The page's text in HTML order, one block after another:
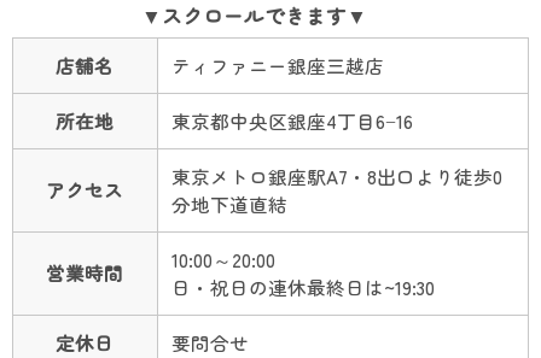
店舗名 ティファニー銀座三越店
所在地 東京都中央区銀座4丁目6−16
アクセス
東京メトロ銀座駅A7・8出口より徒歩0
分地下道直結
営業時間
10:00～20:00
日・祝日の連休最終日は~19:30
定休日 要問合せ